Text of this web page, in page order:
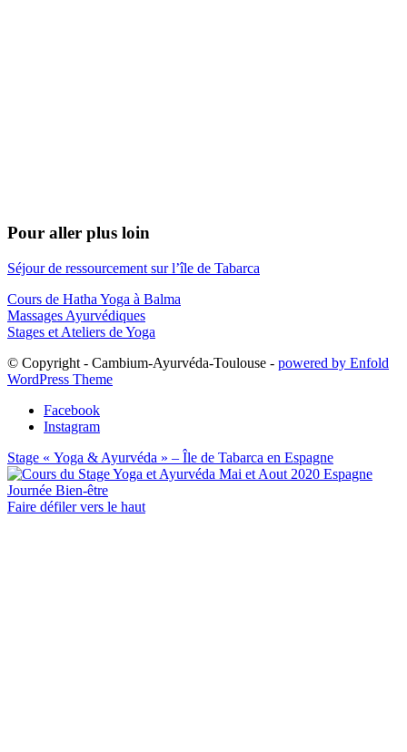
Pour aller plus loin
Séjour de ressourcement sur l’île de Tabarca
Cours de Hatha Yoga à Balma
Massages Ayurvédiques
Stages et Ateliers de Yoga
© Copyright - Cambium-Ayurvéda-Toulouse - powered by Enfold
WordPress Theme
Facebook
Instagram
Stage « Yoga & Ayurvéda » – Île de Tabarca en Espagne
Journée Bien-être
Faire défiler vers le haut